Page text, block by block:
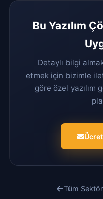
Bu Yazılım
Detaylı bilgi
etmek için bizimle
göre özel
Tüm